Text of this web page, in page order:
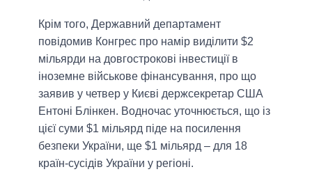
Крім того, Державний департамент
повідомив Конгрес про намір виділити $2
мільярди на довгострокові інвестиції в
іноземне військове фінансування, про що
заявив у четвер у Києві держсекретар США
Ентоні Блінкен. Водночас уточнюється, що із
цієї суми $1 мільярд піде на посилення
безпеки України, ще $1 мільярд – для 18
країн-сусідів України у регіоні.